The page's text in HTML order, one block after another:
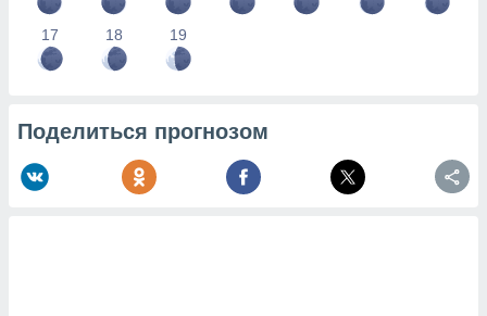
17 18 19
Поделиться прогнозом